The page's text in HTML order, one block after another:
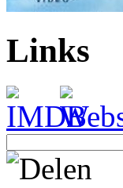
Links